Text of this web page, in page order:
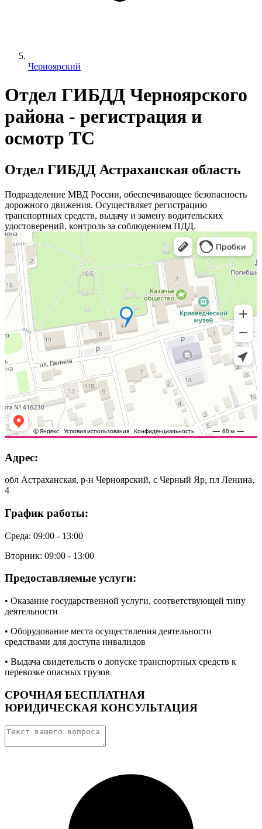
Черноярский
Отдел ГИБДД Черноярского
района - регистрация и
осмотр ТС
Отдел ГИБДД Астраханская область
Подразделение МВД России, обеспечивающее безопасность
дорожного движения. Осуществляет регистрацию
транспортных средств, выдачу и замену водительских
удостоверений, контроль за соблюдением ПДД.
Адрес:
обл Астраханская, р-н Черноярский, с Черный Яр, пл Ленина,
4
График работы:
Среда: 09:00 - 13:00
Вторник: 09:00 - 13:00
Предоставляемые услуги:
• Оказание государственной услуги, соответствующей типу
деятельности
• Оборудование места осуществления деятельности
средствами для доступа инвалидов
• Выдача свидетельств о допуске транспортных средств к
перевозке опасных грузов
СРОЧНАЯ БЕСПЛАТНАЯ
ЮРИДИЧЕСКАЯ КОНСУЛЬТАЦИЯ